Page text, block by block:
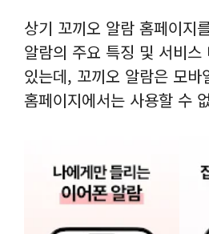
상기 꼬끼오 알람 홈페이지
알람의 주요 특징 및 서비
있는데, 꼬끼오 알람은 모바
홈페이지에서는 사용할 수